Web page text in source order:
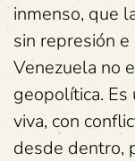
inmenso, que
sin represión
Venezuela no
geopolítica. Es
viva, con
desde dentro,